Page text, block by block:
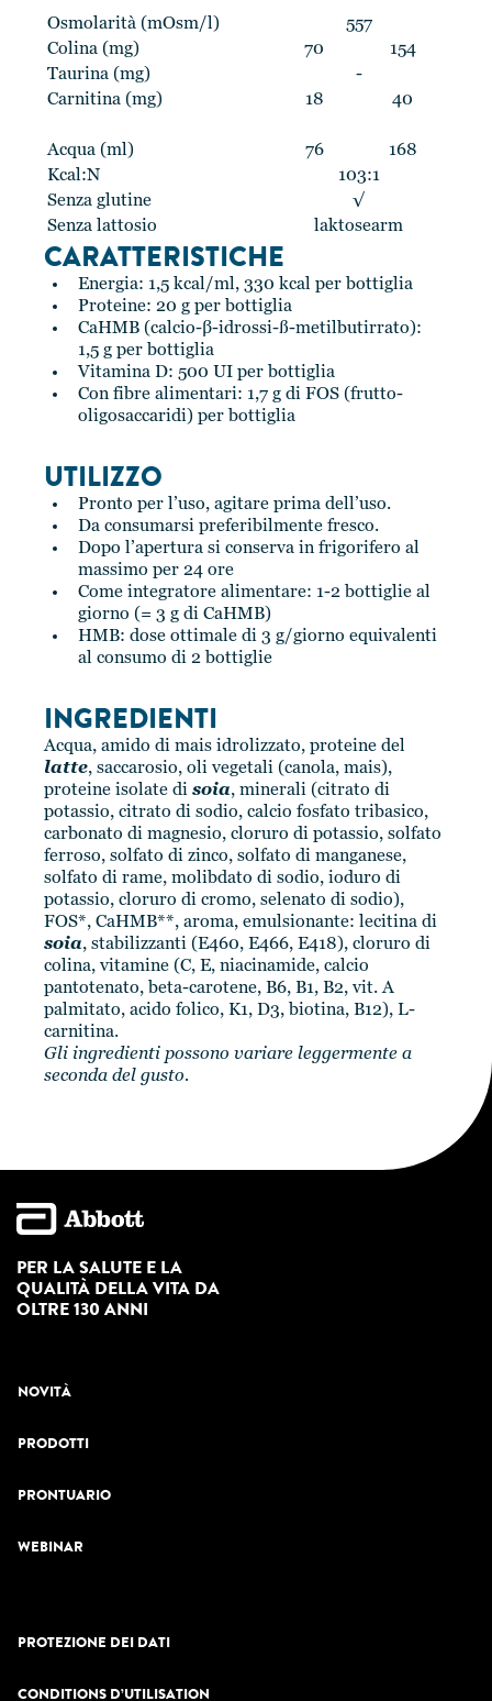
CARATTERISTICHE
Energia: 1,5 kcal/ml, 330 kcal per bottiglia
Proteine: 20 g per bottiglia
CaHMB (calcio-β-idrossi-ß-metilbutirrato):
1,5 g per bottiglia
Vitamina D: 500 UI per bottiglia
Con fibre alimentari: 1,7 g di FOS (frutto-
oligosaccaridi) per bottiglia
UTILIZZO
Pronto per l’uso, agitare prima dell’uso.
Da consumarsi preferibilmente fresco.
Dopo l’apertura si conserva in frigorifero al
massimo per 24 ore
Come integratore alimentare: 1-2 bottiglie al
giorno (= 3 g di CaHMB)
HMB: dose ottimale di 3 g/giorno equivalenti
al consumo di 2 bottiglie
INGREDIENTI
Acqua, amido di mais idrolizzato, proteine del
latte, saccarosio, oli vegetali (canola, mais),
proteine isolate di soia, minerali (citrato di
potassio, citrato di sodio, calcio fosfato tribasico,
carbonato di magnesio, cloruro di potassio, solfato
ferroso, solfato di zinco, solfato di manganese,
solfato di rame, molibdato di sodio, ioduro di
potassio, cloruro di cromo, selenato di sodio),
FOS*, CaHMB**, aroma, emulsionante: lecitina di
soia, stabilizzanti (E460, E466, E418), cloruro di
colina, vitamine (C, E, niacinamide, calcio
pantotenato, beta-carotene, B6, B1, B2, vit. A
palmitato, acido folico, K1, D3, biotina, B12), L-
carnitina.
Gli ingredienti possono variare leggermente a
seconda del gusto.
Osmolarità (mOsm/l)
557
Colina (mg)
70
154
Taurina (mg)
-
Carnitina (mg)
18 40
Acqua (ml) 76
168
Kcal:N
103:1
Senza glutine
√
Senza lattosio
laktosearm
PER LA SALUTE E LA
QUALITÀ DELLA VITA DA
OLTRE 130 ANNI
NOVITÀ
PRODOTTI
PRONTUARIO
WEBINAR
PROTEZIONE DEI DATI
CONDITIONS D’UTILISATION